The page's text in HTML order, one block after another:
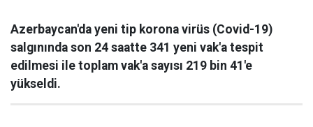
Azerbaycan'da yeni tip korona virüs (Covid-19)
salgınında son 24 saatte 341 yeni vak'a tespit
edilmesi ile toplam vak'a sayısı 219 bin 41'e
yükseldi.